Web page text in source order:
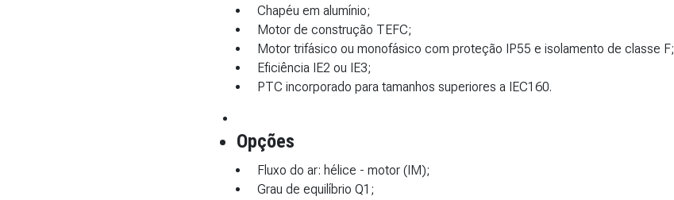
Chapéu em alumínio;
Motor de construção TEFC;
Motor trifásico ou monofásico com proteção IP55 e isolamento de classe F;
Eficiência IE2 ou IE3;
PTC incorporado para tamanhos superiores a IEC160.
Opções
Fluxo do ar: hélice - motor (IM);
Grau de equilíbrio Q1;